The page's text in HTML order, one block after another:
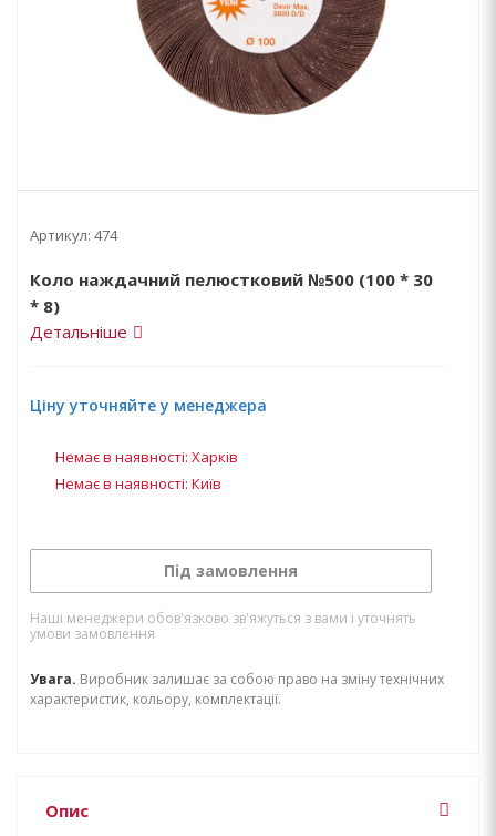
Артикул: 474
Коло наждачний пелюстковий №500 (100 * 30
* 8)
Детальніше
Ціну уточняйте у менеджера
Немає в наявності: Харків
Немає в наявності: Київ
Під замовлення
Наші менеджери обов'язково зв'яжуться з вами і уточнять
умови замовлення
Увага. Виробник залишає за собою право на зміну технічних
характеристик, кольору, комплектації.
Опис